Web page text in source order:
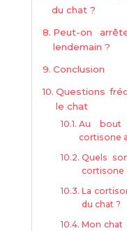
du chat ?
Peut-on
lendemain ?
Conclusion
Questions
le chat
Au bout
cortisone
Quels
cortisone
La
du chat ?
Mon chat